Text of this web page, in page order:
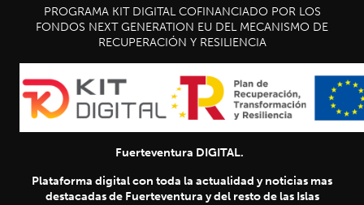
PROGRAMA KIT DIGITAL COFINANCIADO POR LOS
FONDOS NEXT GENERATION EU DEL MECANISMO DE
RECUPERACIÓN Y RESILIENCIA
Fuerteventura DIGITAL.
Plataforma digital con toda la actualidad y noticias mas
destacadas de Fuerteventura y del resto de las Islas